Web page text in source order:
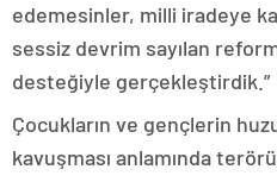
edemesinler, milli iradeye
sessiz devrim sayılan
desteğiyle gerçekleştirdik.”
Çocukların ve gençlerin
kavuşması anlamında